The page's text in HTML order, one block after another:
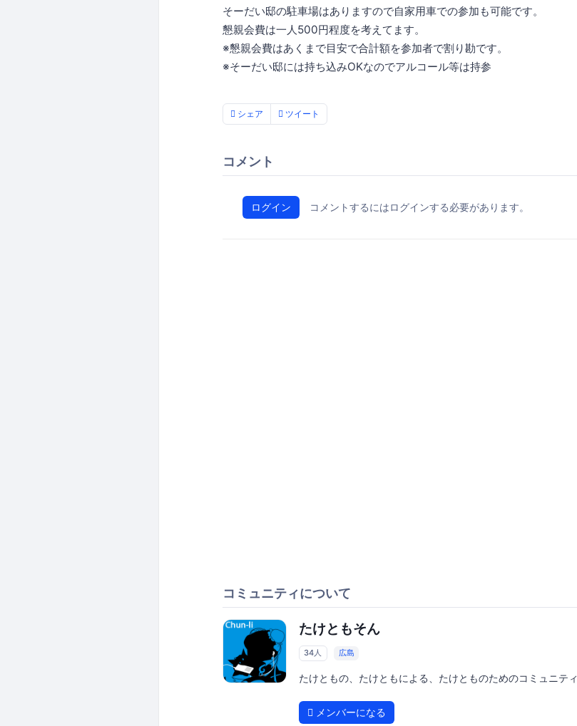
そーだい邸の駐車場はありますので自家用車での参加も可能です。
懇親会費は一人500円程度を考えてます。
※懇親会費はあくまで目安で合計額を参加者で割り勘です。
※そーだい邸には持ち込みOKなのでアルコール等は持参
シェア ツイート
コメント
ログイン コメントするにはログインする必要があります。
コミュニティについて
たけともそん
34人 広島
たけともの、たけともによる、たけとものためのコミュニティ
メンバーになる